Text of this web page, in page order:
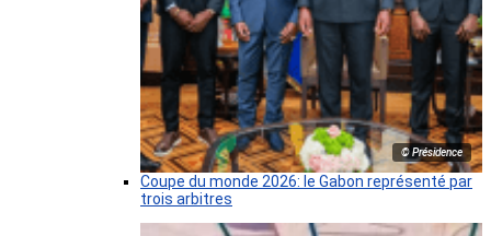
© Présidence
Coupe du monde 2026: le Gabon représenté par
trois arbitres